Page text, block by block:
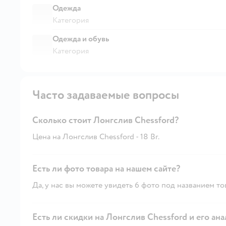
Одежда
Категория
Одежда и обувь
Категория
Часто задаваемые вопросы
Сколько стоит Лонгслив Chessford?
Цена на Лонгслив Chessford - 18 Br.
Есть ли фото товара на нашем сайте?
Да, у нас вы можете увидеть 6 фото под названием
Есть ли скидки на Лонгслив Chessford и его